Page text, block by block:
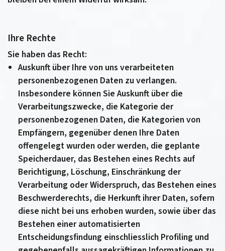
Ihre Rechte
Sie haben das Recht:
Auskunft über Ihre von uns verarbeiteten
personenbezogenen Daten zu verlangen.
Insbesondere können Sie Auskunft über die
Verarbeitungszwecke, die Kategorie der
personenbezogenen Daten, die Kategorien von
Empfängern, gegenüber denen Ihre Daten
offengelegt wurden oder werden, die geplante
Speicherdauer, das Bestehen eines Rechts auf
Berichtigung, Löschung, Einschränkung der
Verarbeitung oder Widerspruch, das Bestehen eines
Beschwerderechts, die Herkunft ihrer Daten, sofern
diese nicht bei uns erhoben wurden, sowie über das
Bestehen einer automatisierten
Entscheidungsfindung einschliesslich Profiling und